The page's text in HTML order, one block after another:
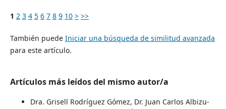
1 2 3 4 5 6 7 8 9 10 > >>
También puede Iniciar una búsqueda de similitud avanzada
para este artículo.
Artículos más leídos del mismo autor/a
Dra. Grisell Rodríguez Gómez, Dr. Juan Carlos Albizu-